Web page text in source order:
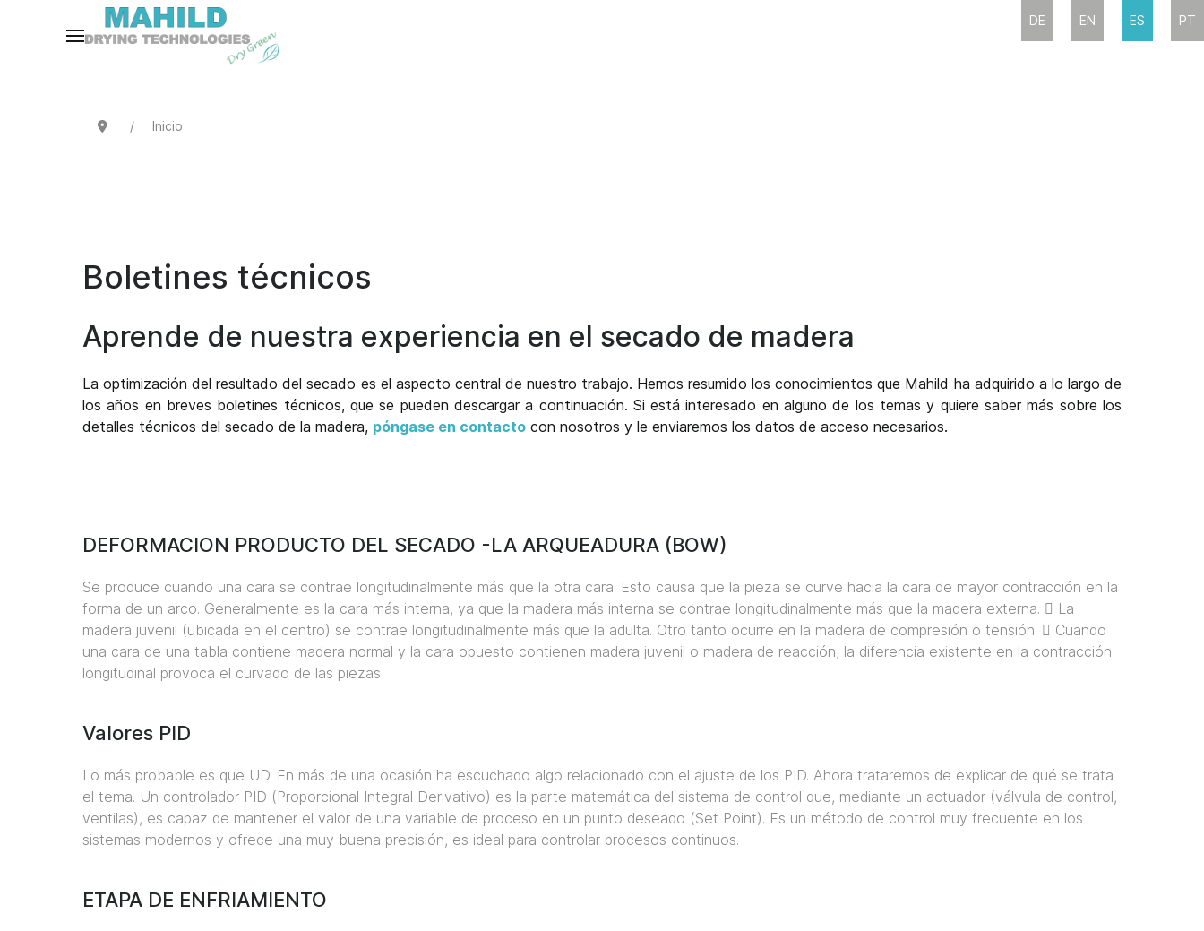
DE EN ES PT
Inicio
Boletines técnicos
Aprende de nuestra experiencia en el secado de madera
La optimización del resultado del secado es el aspecto central de nuestro trabajo. Hemos resumido los conocimientos que Mahild ha adquirido a lo largo de
los años en breves boletines técnicos, que se pueden descargar a continuación. Si está interesado en alguno de los temas y quiere saber más sobre los
detalles técnicos del secado de la madera, póngase en contacto con nosotros y le enviaremos los datos de acceso necesarios.
DEFORMACION PRODUCTO DEL SECADO -LA ARQUEADURA (BOW)
Se produce cuando una cara se contrae longitudinalmente más que la otra cara. Esto causa que la pieza se curve hacia la cara de mayor contracción en la
forma de un arco. Generalmente es la cara más interna, ya que la madera más interna se contrae longitudinalmente más que la madera externa. 􀂃 La
madera juvenil (ubicada en el centro) se contrae longitudinalmente más que la adulta. Otro tanto ocurre en la madera de compresión o tensión. 􀂃 Cuando
una cara de una tabla contiene madera normal y la cara opuesto contienen madera juvenil o madera de reacción, la diferencia existente en la contracción
longitudinal provoca el curvado de las piezas
Valores PID
Lo más probable es que UD. En más de una ocasión ha escuchado algo relacionado con el ajuste de los PID. Ahora trataremos de explicar de qué se trata
el tema. Un controlador PID (Proporcional Integral Derivativo) es la parte matemática del sistema de control que, mediante un actuador (válvula de control,
ventilas), es capaz de mantener el valor de una variable de proceso en un punto deseado (Set Point). Es un método de control muy frecuente en los
sistemas modernos y ofrece una muy buena precisión, es ideal para controlar procesos continuos.
ETAPA DE ENFRIAMIENTO